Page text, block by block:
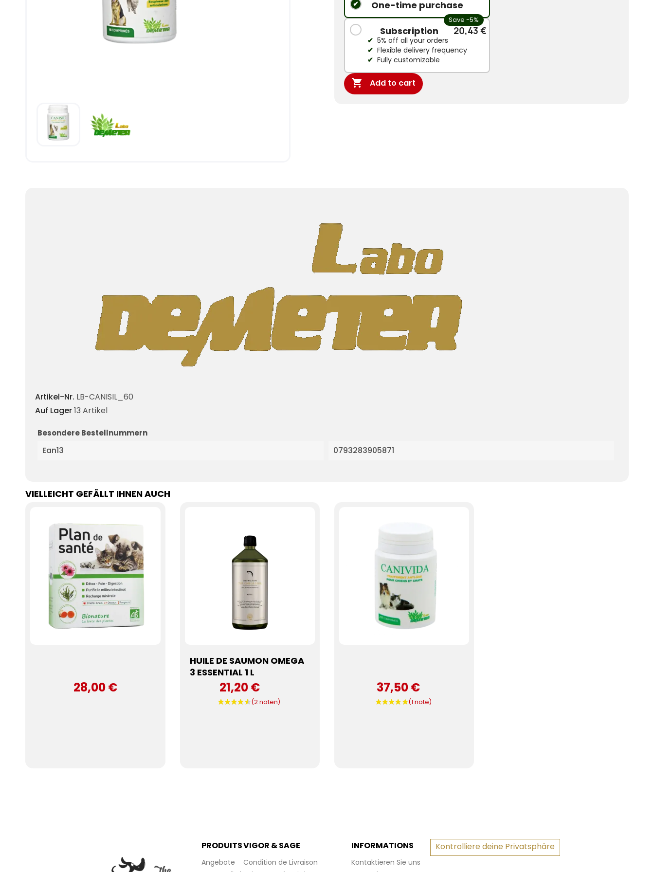
One-time purchase
Save -5%
Subscription 20,43 €
5% off all your orders
Flexible delivery frequency
Fully customizable
 Add to cart
Artikel-Nr. LB-CANISIL_60
Auf Lager13 Artikel
Besondere Bestellnummern
Ean13 0793283905871
VIELLEICHT GEFÄLLT IHNEN AUCH
28,00 €
HUILE DE SAUMON OMEGA
3 ESSENTIAL 1 L
21,20 € 37,50 €
PRODUITS
Angebote
VIGOR & SAGE
Condition de Livraison
INFORMATIONS
Kontaktieren Sie uns
Kontrolliere deine Privatsphäre